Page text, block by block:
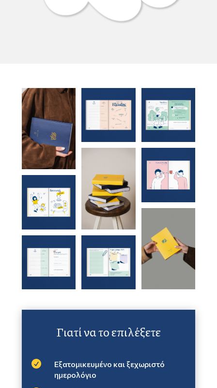
Γιατί να το επιλέξετε

Εξατομικευμένο και ξεχωριστό
ημερολόγιο